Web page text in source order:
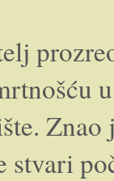
stvari